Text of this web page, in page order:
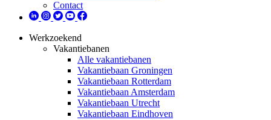
Contact
Werkzoekend
Vakantiebanen
Alle vakantiebanen
Vakantiebaan Groningen
Vakantiebaan Rotterdam
Vakantiebaan Amsterdam
Vakantiebaan Utrecht
Vakantiebaan Eindhoven